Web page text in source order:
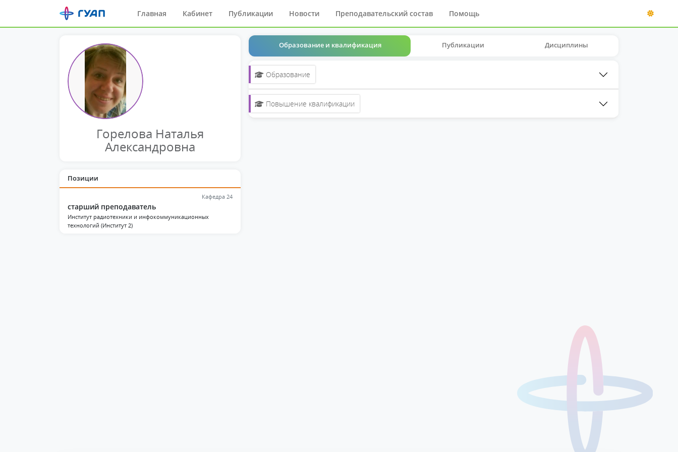
Главная Кабинет Публикации Новости Преподавательский состав Помощь
Горелова Наталья
Александровна
Позиции
Кафедра 24
старший преподаватель
Институт радиотехники и инфокоммуникационных
технологий (Институт 2)
Образование и квалификация Публикации Дисциплины
Образование
Повышение квалификации